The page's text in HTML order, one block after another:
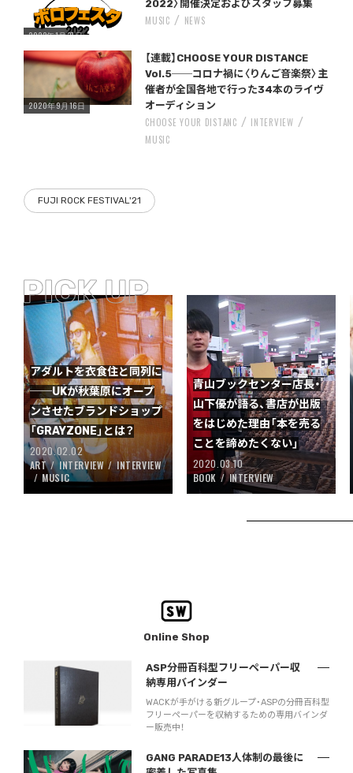
2022〉開催決定およびスタッフ募集
2022年1月27日
MUSIC NEWS
Warning : Undefined variable $post_id in
/home/storywriter/storywriter.tokyo/public_html/wp-content/themes/StoryWriter/single.phpon line242
【連載】CHOOSE YOUR DISTANCE
Vol.5──コロナ禍に〈りんご音楽祭〉主
催者が全国各地で行った34本のライヴ
オーディション
2020年9月16日
CHOOSE YOUR DISTANC
INTERVIEW
MUSIC
FUJI ROCK FESTIVAL'21
アダルトを衣食住と同列に
──UKが秋葉原にオープ
ンさせたブランドショップ
「GRAYZONE」とは？
2020.02.02
ART
INTERVIEW
INTERVIEW
MUSIC
青山ブックセンター店長・
山下優が語る、書店が出版
をはじめた理由「本を売る
ことを諦めたくない」
2020.03.10
BOOK
INTERVIEW
Online Shop
ASP分冊百科型フリーペーパー収
納専用バインダー
WACKが手がける新グループ・ASPの分冊百科型
フリーペーパーを収納するための専用バインダ
ー販売中！
GANG PARADE13人体制の最後に